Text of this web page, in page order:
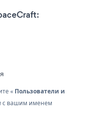
« Пользователи и
с вашим именем